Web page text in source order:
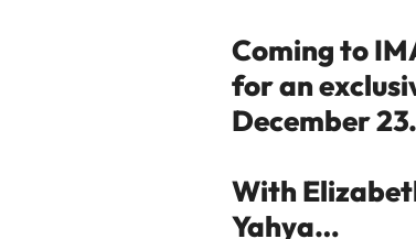
Coming to
for an
December 23.
With
Yahya…